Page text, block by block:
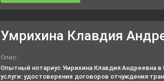
Умрихина Клавдия
Опис:
Опытный нотариус Умрихина Клавдия Андреевна
услуги: удостоверение договоров отчуждения